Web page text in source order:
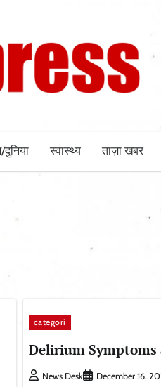
स्वास्थ्य ताज़ा खबर
categori
Delirium Symptoms
News Desk December 16,